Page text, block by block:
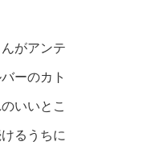
がアンテ
ーのカト
いいとこ
るうちに